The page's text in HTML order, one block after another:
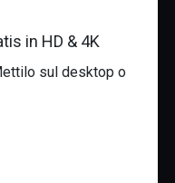
in HD & 4K
sul desktop o